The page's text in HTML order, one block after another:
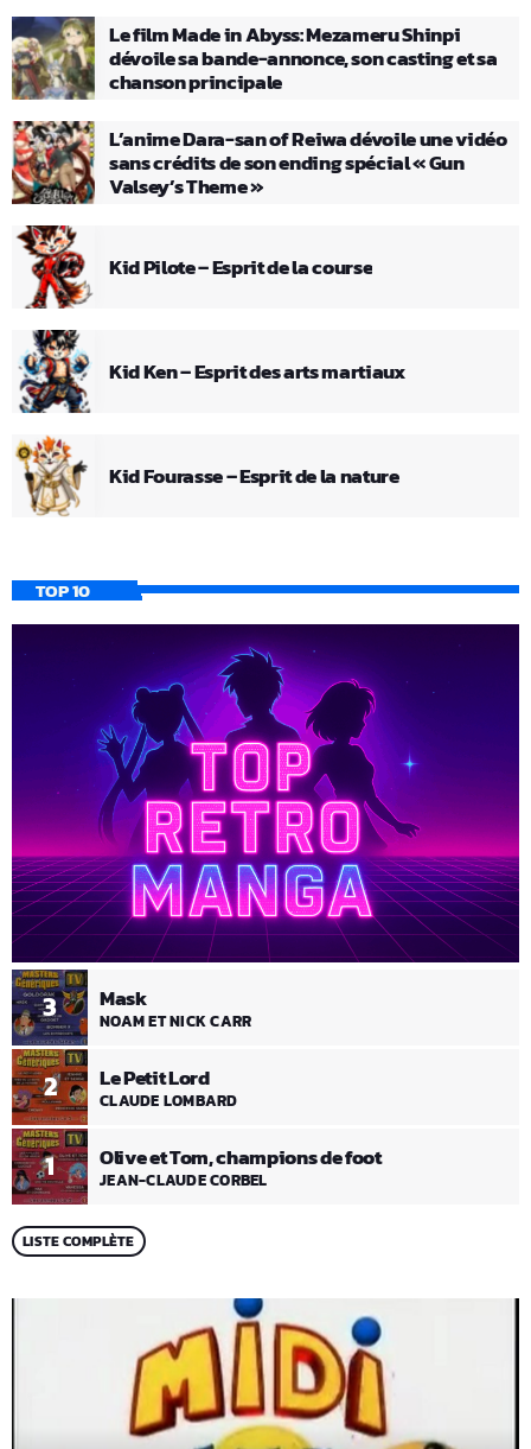
Le film Made in Abyss: Mezameru Shinpi
dévoile sa bande-annonce, son casting et sa
chanson principale
L’anime Dara-san of Reiwa dévoile une vidéo
sans crédits de son ending spécial « Gun
Valsey’s Theme »
Kid Pilote – Esprit de la course
Kid Ken – Esprit des arts martiaux
Kid Fourasse – Esprit de la nature
TOP 10
1 Olive et Tom, champions de foot
JEAN-CLAUDE CORBEL
2 Le Petit Lord
CLAUDE LOMBARD
3 Mask
NOAM ET NICK CARR
LISTE COMPLÈTE